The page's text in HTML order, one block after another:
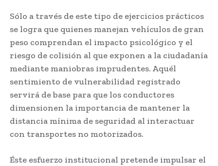
Sólo a través de este tipo de ejercicios prácticos
se logra que quienes manejan vehículos de gran
peso comprendan el impacto psicológico y el
riesgo de colisión al que exponen a la ciudadanía
mediante maniobras imprudentes. Aquél
sentimiento de vulnerabilidad registrado
servirá de base para que los conductores
dimensionen la importancia de mantener la
distancia mínima de seguridad al interactuar
con transportes no motorizados.
Éste esfuerzo institucional pretende impulsar el